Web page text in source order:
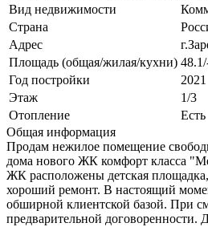
Вид недвижимости
Страна
Адрес
Площадь (общая/жилая/кухни)
Год постройки
2021
Этаж
1/3
Отопление
Есть
Общая информация
Продам нежилое помещение
дома нового ЖК комфорт класса
ЖК расположены детская
хороший ремонт. В настоящий
обширной клиентской базой. При
предварительной договоренности.